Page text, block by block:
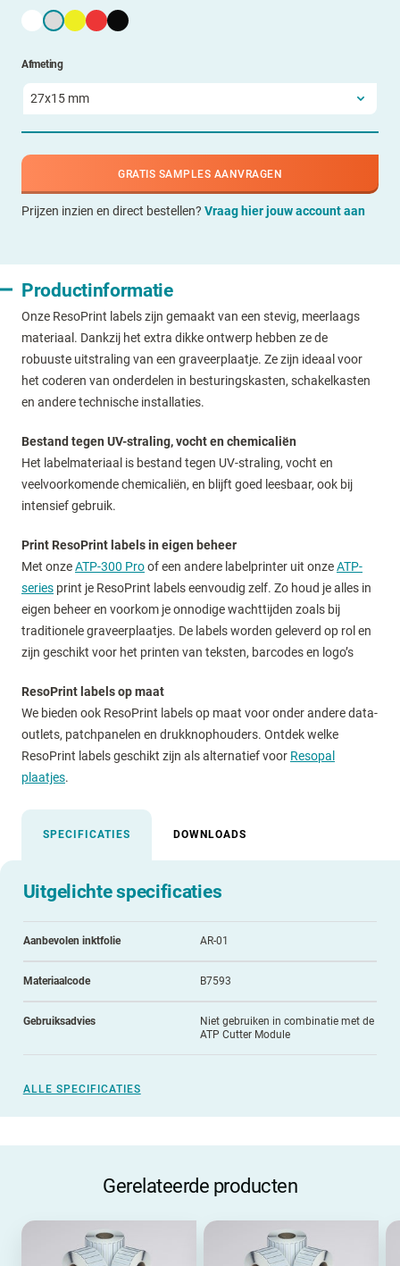
Afmeting
GRATIS SAMPLES AANVRAGEN
Prijzen inzien en direct bestellen? Vraag hier jouw account aan
Productinformatie
Onze ResoPrint labels zijn gemaakt van een stevig, meerlaags
materiaal. Dankzij het extra dikke ontwerp hebben ze de
robuuste uitstraling van een graveerplaatje. Ze zijn ideaal voor
het coderen van onderdelen in besturingskasten, schakelkasten
en andere technische installaties.
Bestand tegen UV-straling, vocht en chemicaliën
Het labelmateriaal is bestand tegen UV-straling, vocht en
veelvoorkomende chemicaliën, en blijft goed leesbaar, ook bij
intensief gebruik.
Print ResoPrint labels in eigen beheer
Met onzeATP-300 Proof een andere labelprinter uit onzeATP-
series print je ResoPrint labels eenvoudig zelf. Zo houd je alles in
eigen beheer en voorkom je onnodige wachttijden zoals bij
traditionele graveerplaatjes. De labels worden geleverd op rol en
zijn geschikt voor het printen van teksten, barcodes en logo’s
ResoPrint labels op maat
We bieden ook ResoPrint labels op maat voor onder andere data-
outlets, patchpanelen en drukknophouders. Ontdek welke
ResoPrint labels geschikt zijn als alternatief voor Resopal
plaatjes.
SPECIFICATIES DOWNLOADS
Uitgelichte specificaties
Aanbevolen inktfolie AR-01
Materiaalcode B7593
Gebruiksadvies
Niet gebruiken in combinatie met de
ATP Cutter Module
ALLE SPECIFICATIES
Gerelateerde producten